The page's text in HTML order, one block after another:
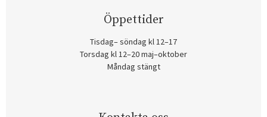
Öppettider
Tisdag– söndag kl 12–17
Torsdag kl 12–20 maj–oktober
Måndag stängt